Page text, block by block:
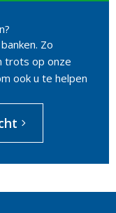
Zo
trots op onze
ook u te helpen